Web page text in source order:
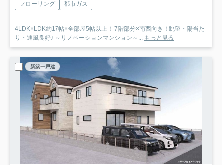
フローリング
都市ガス
4LDK×LDK約17帖×全部屋5帖以上！ 7階部分×南西向き！眺望・陽当た
り・通風良好♪ ～リノベーションマンション～... もっと見る
新築一戸建